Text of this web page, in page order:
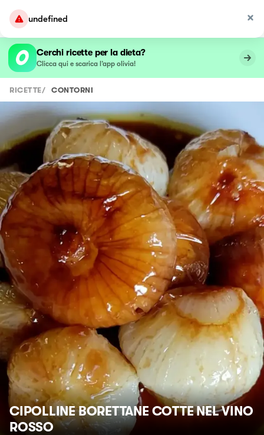
undefined
Cerchi ricette per la dieta?
Clicca qui e scarica l’app olivia!
RICETTE/ CONTORNI
CIPOLLINE BORETTANE COTTE NEL VINO
ROSSO